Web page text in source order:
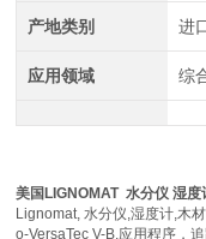
产地类别 进
应用领域 综
美国LIGNOMAT 水分仪 湿度
Lignomat, 水分仪,湿度计,木
o-VersaTec V-B,应用程序，